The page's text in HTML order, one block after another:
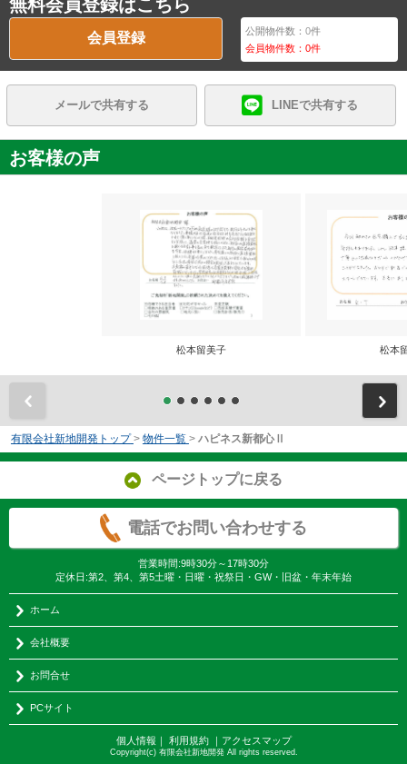
無料会員登録はこちら
会員登録 公開物件数：0件
会員物件数：0件
メールで共有する LINEで共有する
お客様の声
松本留美子 松本
有限会社新地開発トップ > 物件一覧 > ハピネス新都心Ⅱ
ページトップに戻る
電話でお問い合わせする
営業時間:9時30分～17時30分
定休日:第2、第4、第5土曜・日曜・祝祭日・GW・旧盆・年末年始
ホーム
会社概要
お問合せ
PCサイト
個人情報 ｜ 利用規約｜ アクセスマップ
Copyright(c) 有限会社新地開発 All rights reserved.